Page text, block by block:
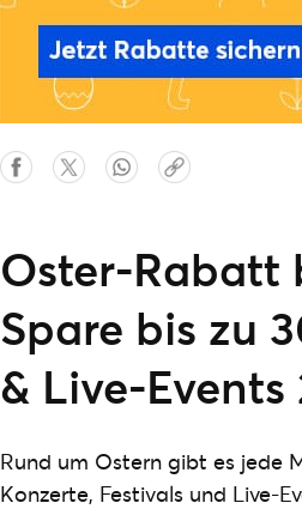
Oster-Rabatt
Spare bis zu
& Live-
Rund um Ostern gibt es jede
Konzerte, Festivals und Live-